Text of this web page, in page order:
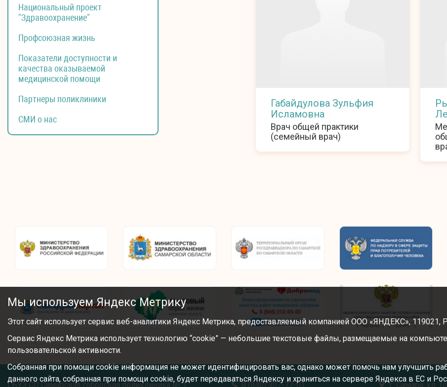
Национальный проект
"Здравоохранение"
Профсоюзная жизнь
Показатели доступности и
качества оказываемой
медицинской помощи
Партнеры поликлиники
СМИ о нас
Габайдулова Зульфия
Исламовна
Врач общей практики
(семейный врач)
ГБУЗ СО Самарская городская поликлиника № 1
Мы используем Яндекс Метрику
Этот сайт использует сервис веб-аналитики Яндекс Метрика, предоставляемый компанией ООО «ЯНДЕКС», 119021,
Сервис Яндекс Метрика использует технологию “cookie” — небольшие текстовые файлы, размещаемые на
пользовательской активности.
Собранная при помощи cookie информация не может идентифицировать вас, однако может помочь нам улучшить
данного сайта, собранная при помощи cookie, будет передаваться Яндексу и храниться на сервере Яндекса в ЕС и
8 (846) 307-77-01 г. Самара, ул.